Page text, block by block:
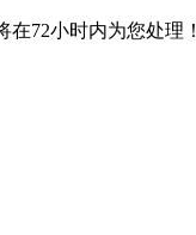
72小时内为您处理！